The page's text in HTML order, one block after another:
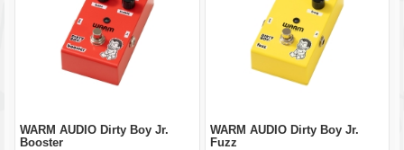
WARM AUDIO Dirty Boy Jr.
Booster
WARM AUDIO Dirty Boy Jr.
Fuzz